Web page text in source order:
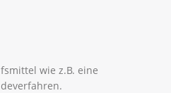
wie z.B. eine